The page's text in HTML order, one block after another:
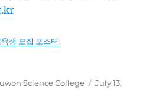
생 모집 포스터
Science College
Posted
July 13,